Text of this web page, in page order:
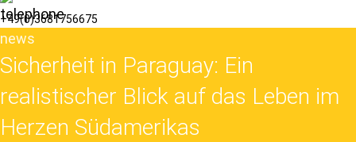
+49(0)3681756675
news
Sicherheit in Paraguay: Ein
realistischer Blick auf das Leben im
Herzen Südamerikas